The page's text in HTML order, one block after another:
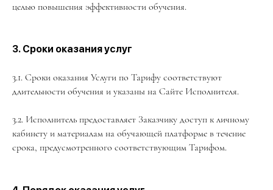
целью повышения эффективности обучения.
3. Сроки оказания услуг
3.1. Сроки оказания Услуги по Тарифу соответствуют
длительности обучения и указаны на Сайте Исполнителя.
3.2. Исполнитель предоставляет Заказчику доступ к личному
кабинету и материалам на обучающей платформе в течение
срока, предусмотренного соответствующим Тарифом.